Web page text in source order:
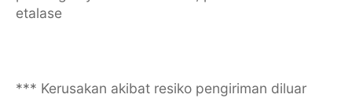
etalase
*** Kerusakan akibat resiko pengiriman diluar